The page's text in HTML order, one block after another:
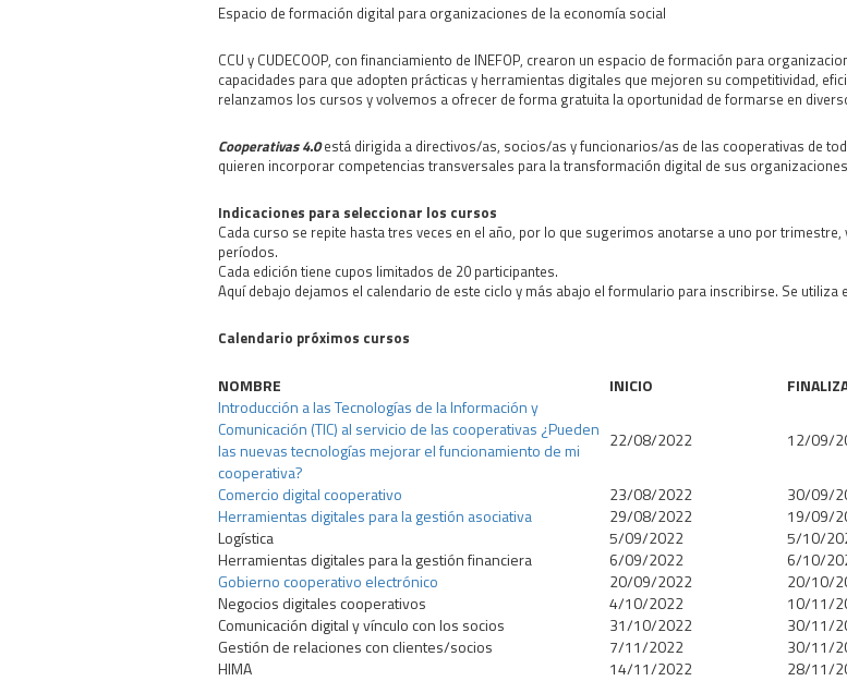
Espacio de formación digital para organizaciones de la economía social
CCU y CUDECOOP, con financiamiento de INEFOP, crearon un espacio de formación para
capacidades para que adopten prácticas y herramientas digitales que mejoren su competitividad,
relanzamos los cursos y volvemos a ofrecer de forma gratuita la oportunidad de formarse en
Cooperativas 4.0está dirigida a directivos/as, socios/as y funcionarios/as de las cooperativas de
quieren incorporar competencias transversales para la transformación digital de sus
Indicaciones para seleccionar los cursos
Cada curso se repite hasta tres veces en el año, por lo que sugerimos anotarse a uno por
períodos.
Cada edición tiene cupos limitados de 20 participantes.
Aquí debajo dejamos el calendario de este ciclo y más abajo el formulario para inscribirse. Se
Calendario próximos cursos
NOMBRE INICIO
Introducción a las Tecnologías de la Información y
Comunicación (TIC) al servicio de las cooperativas ¿Pueden
las nuevas tecnologías mejorar el funcionamiento de mi
cooperativa?
22/08/2022 12/09/
Comercio digital cooperativo 23/08/2022 30/09/
Herramientas digitales para la gestión asociativa
29/08/2022 19/09/
Logística
5/09/2022 5/10/
Herramientas digitales para la gestión financiera
6/09/2022 6/10/
Gobierno cooperativo electrónico
20/09/2022 20/10/
Negocios digitales cooperativos
4/10/2022 10/11/
Comunicación digital y vínculo con los socios
31/10/2022 30/11/
Gestión de relaciones con clientes/socios
7/11/2022 30/11/
HIMA
14/11/2022 28/11/